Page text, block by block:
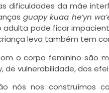
dificuldades da mãe
guapy kuaa he’yn
adulta pode ficar
leva também tem
o corpo feminino são
de vulnerabilidade, dos
nós nos construímos